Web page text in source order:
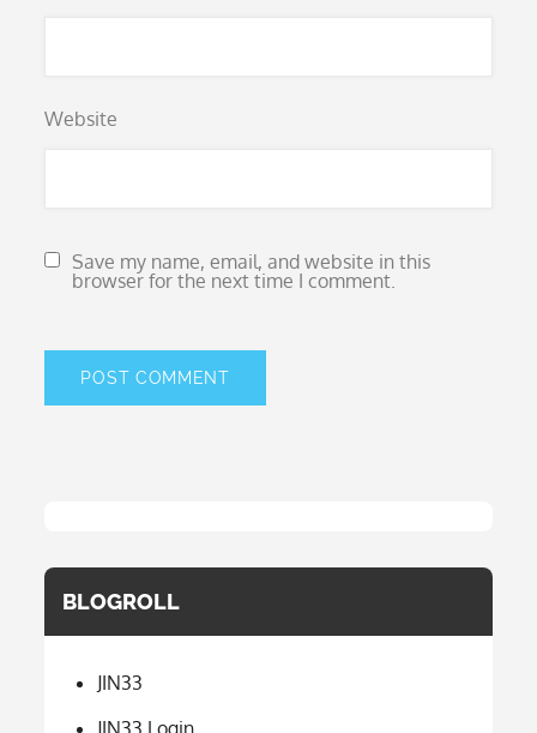
Website
Save my name, email, and website in this
browser for the next time I comment.
BLOGROLL
JIN33
JIN33 Login